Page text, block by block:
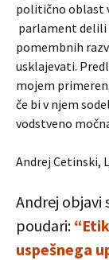
politično oblast
parlament delili
pomembnih
usklajevati.
mojem
če bi v njem
vodstveno
Andrej Cetinski,
Andrej objavi
poudari:
uspešnega